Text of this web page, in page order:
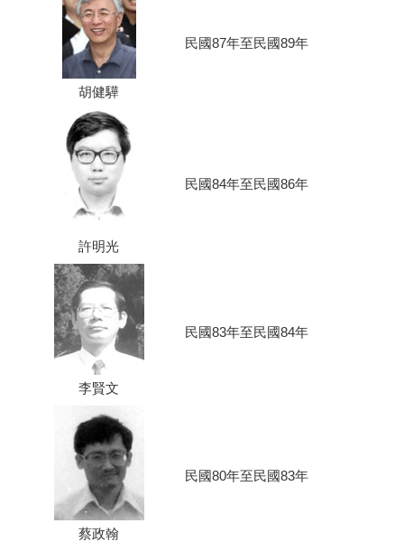
胡健驊
民國87年至民國89年
許明光
民國84年至民國86年
李賢文
民國83年至民國84年
蔡政翰
民國80年至民國83年